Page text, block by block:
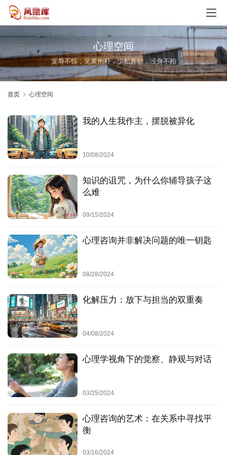
首
页
观
势
乘
势
时
代
风
险
案
例
启
示
决
策
心
利
器
破
决
策
思
时
心理空间
宠辱不惊，见素抱朴，少私寡欲，没身不殆
首页 心理空间
我的人生我作主，摆脱被异化
10/08/2024
知识的诅咒，为什么你辅导孩子这
么难
09/15/2024
心理咨询并非解决问题的唯一钥匙
08/28/2024
化解压力：放下与担当的双重奏
04/08/2024
心理学视角下的觉察、静观与对话
03/25/2024
心理咨询的艺术：在关系中寻找平
衡
03/16/2024